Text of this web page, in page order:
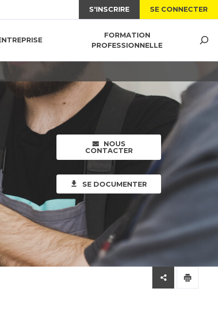
S'INSCRIRE SE CONNECTER
FORMATION
PROFESSIONNELLE
NOUS
CONTACTER
SE DOCUMENTER